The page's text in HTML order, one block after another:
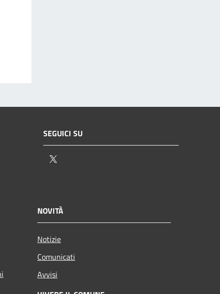
SEGUICI SU
NOVITÀ
Notizie
Comunicati
Avvisi